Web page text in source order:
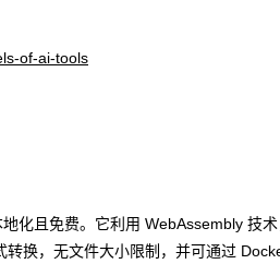
of-ai-tools
化且免费。它利用 WebAssembly 技
换，无文件大小限制，并可通过